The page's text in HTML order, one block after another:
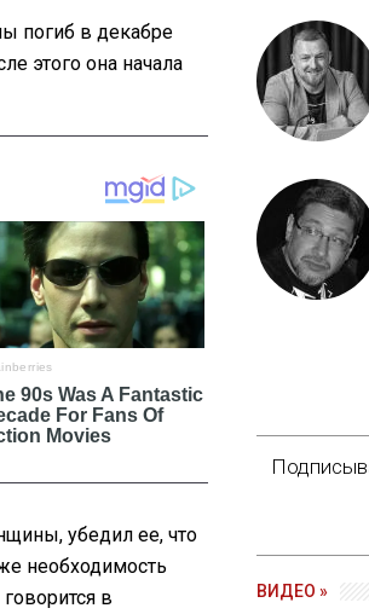
погиб в декабре
этого она начала
убедил ее, что
необходимость
в
ВИДЕО »